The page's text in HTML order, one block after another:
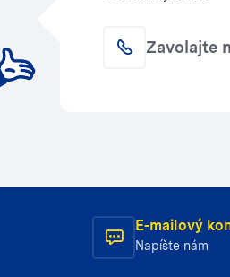
Zavolajte
E-mailový
Napíšte nám